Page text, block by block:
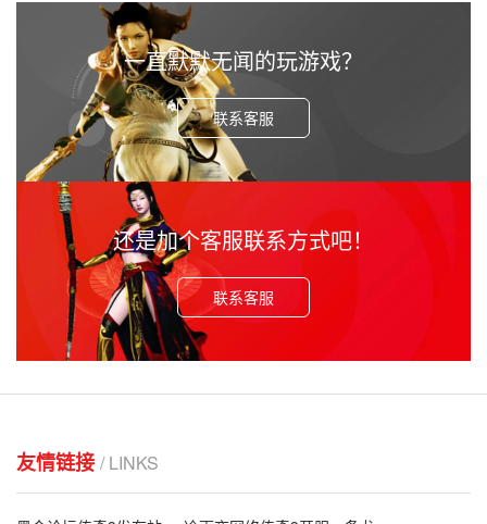
一个一个的关闭其他软件，直至不报为止。 4、比较极端的方
法，重新安装系统，先不要安装其他软件（QQ等没问题），然
后运行游戏。 建议使用360安全卫士中的开机加速，将不是必
须的开启启动软件全部关掉，然后重启电脑。
一直默默无闻的玩游戏？
联系客服
还是加个客服联系方式吧！
联系客服
友情链接 / LINKS